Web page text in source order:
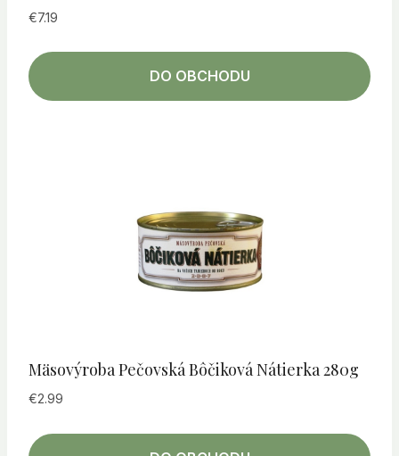
€7.19
DO OBCHODU
Mäsovýroba Pečovská Bôčiková Nátierka 280g
€2.99